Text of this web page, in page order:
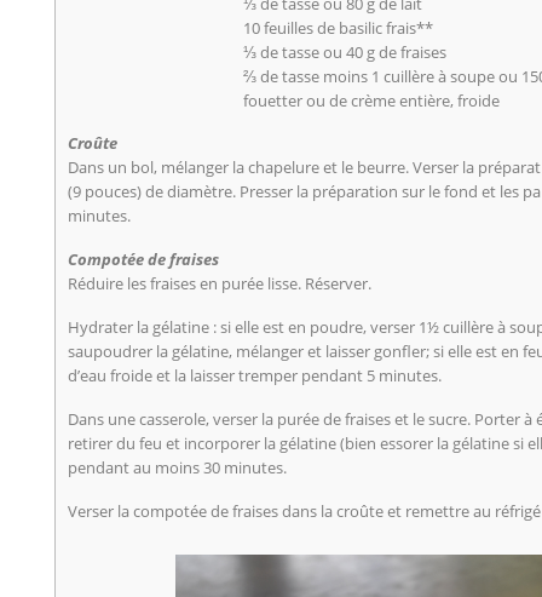
10 feuilles de basilic frais**
⅓ de tasse ou 40 g de fraises
⅔ de tasse moins 1 cuillère à soupe ou
fouetter ou de crème entière, froide
Croûte
Dans un bol, mélanger la chapelure et le beurre. Verser la
(9 pouces) de diamètre. Presser la préparation sur le fond et les
minutes.
Compotée de fraises
Réduire les fraises en purée lisse. Réserver.
Hydrater la gélatine : si elle est en poudre, verser 1½ cuillère à
saupoudrer la gélatine, mélanger et laisser gonfler; si elle est en
d’eau froide et la laisser tremper pendant 5 minutes.
Dans une casserole, verser la purée de fraises et le sucre. Porter
retirer du feu et incorporer la gélatine (bien essorer la gélatine si
pendant au moins 30 minutes.
Verser la compotée de fraises dans la croûte et remettre au